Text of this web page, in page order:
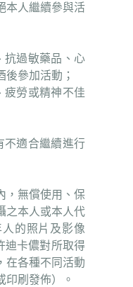
本人繼續參與活
抗過敏藥品、心
參加活動；
疲勞或精神不佳
不適合繼續進行
，無償使用、保
之本人或本人代
的照片及影像
迪卡儂對所取得
在各種不同活動
印刷發佈）。